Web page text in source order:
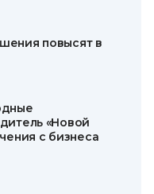
повысят в
«Новой
с бизнеса